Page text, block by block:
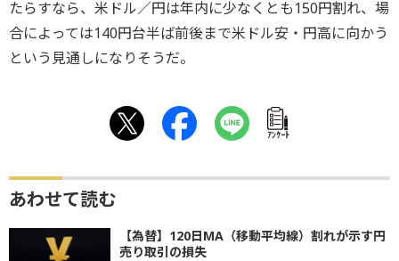
たらすなら、米ドル／円は年内に少なくとも150円割れ、場
合によっては140円台半ば前後まで米ドル安・円高に向かう
という見通しになりそうだ。
ｱﾝｹｰﾄ
あわせて読む
【為替】120日MA（移動平均線）割れが示す円
売り取引の損失